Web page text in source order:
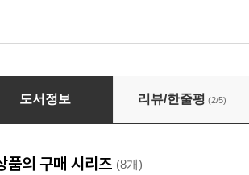
개의 마검이 지배한다 4권
도서정보 리뷰/한줄평 (2/5)
품의 구매 시리즈 (8개)